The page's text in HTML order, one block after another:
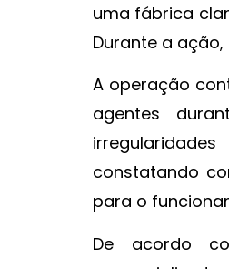
uma fábrica
Durante a
A operação
agentes
constatando
para o
De acordo